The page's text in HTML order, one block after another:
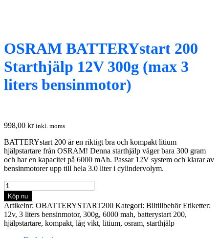
OSRAM BATTERYstart 200
Starthjälp 12V 300g (max 3
liters bensinmotor)
998,00 kr inkl. moms
BATTERYstart 200 är en riktigt bra och kompakt litium
hjälpstartare från OSRAM! Denna starthjälp väger bara 300 gram
och har en kapacitet på 6000 mAh. Passar 12V system och klarar av
bensinmotorer upp till hela 3.0 liter i cylindervolym.
OSRAM
BATTERYstart
200
Starthjälp
12V
300g
Köp nu
Artikelnr: OBATTERYSTART200 Kategori: Biltillbehör Etiketter:
12v, 3 liters bensinmotor, 300g, 6000 mah, batterystart 200,
hjälpstartare, kompakt, låg vikt, litium, osram, starthjälp